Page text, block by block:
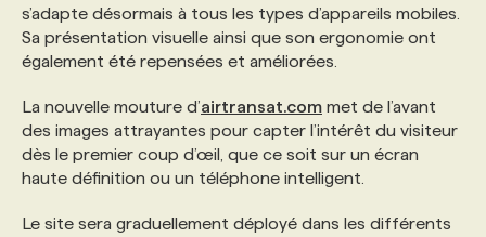
PRIX ET DISTINCTIONS
TENDANCES
GEO/SEO
ÉVÉNEMENTIEL
NOS AUTEUR‧RICES
FAQ
ANNONCEZ AVEC NOUS
FORMATIONS PERSONNALISÉES
NOS FORMATEUR‧RICES
POURQUOI CHOISIR NOS FORMATIONS
NOS TARIFS
NOS EXPERTISES
s’adapte désormais à tous les types d’appareils mobiles.
Sa présentation visuelle ainsi que son ergonomie ont
également été repensées et améliorées.
La nouvelle mouture d’airtransat.com met de l’avant
des images attrayantes pour capter l’intérêt du visiteur
dès le premier coup d’œil, que ce soit sur un écran
haute définition ou un téléphone intelligent.
Le site sera graduellement déployé dans les différents